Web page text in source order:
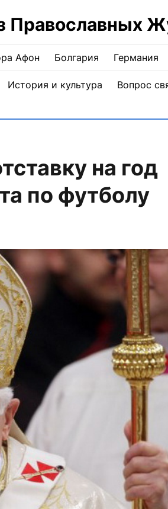
Православных
Афон Болгария Германия
История и культура Вопрос
на год
по футболу